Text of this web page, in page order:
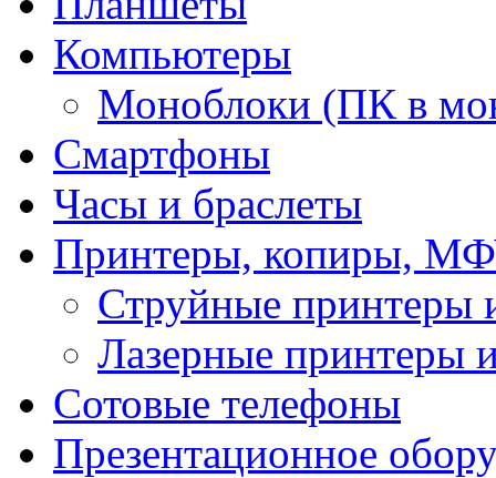
Компьютеры
Моноблоки (ПК в
Смартфоны
Часы и браслеты
Принтеры, копиры,
Струйные
Лазерные
Сотовые телефоны
Презентационное